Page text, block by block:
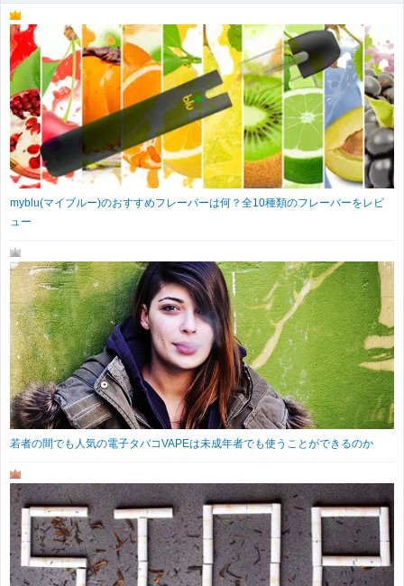
myblu(マイブルー)のおすすめフレーバーは何？全10種類のフレーバーをレビ
ュー
若者の間でも人気の電子タバコVAPEは未成年者でも使うことができるのか